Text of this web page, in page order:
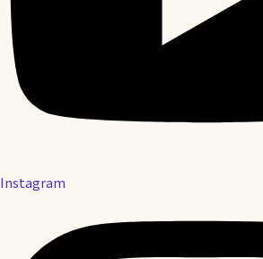
Instagram